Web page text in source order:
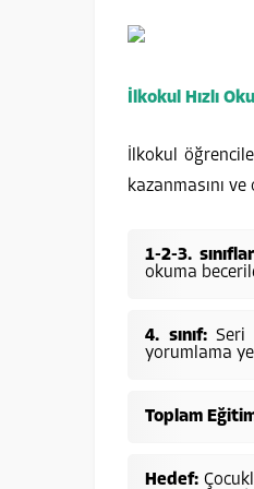
İlkokul Hızlı
İlkokul
kazanmasını
1-2-3.
okuma
4. sınıf:Seri
yorumlama
Toplam
Hedef: